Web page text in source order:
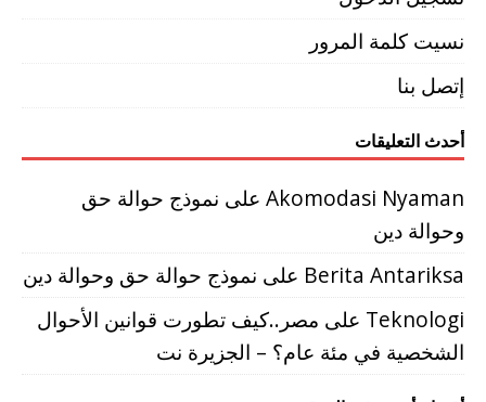
نسيت كلمة المرور
إتصل بنا
أحدث التعليقات
Akomodasi Nyaman على نموذج حوالة حق
وحوالة دين
Berita Antariksa على نموذج حوالة حق وحوالة دين
Teknologi على مصر..كيف تطورت قوانين الأحوال
الشخصية في مئة عام؟ – الجزيرة نت